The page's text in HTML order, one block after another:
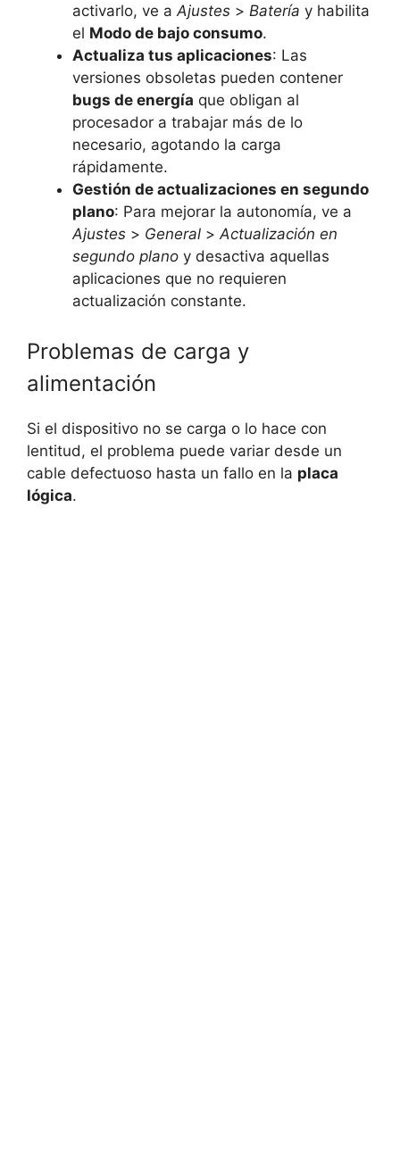
activarlo, ve aAjustes > Batería y habilita
el Modo de bajo consumo.
Actualiza tus aplicaciones: Las
versiones obsoletas pueden contener
bugs de energía que obligan al
procesador a trabajar más de lo
necesario, agotando la carga
rápidamente.
Gestión de actualizaciones en segundo
plano: Para mejorar la autonomía, ve a
Ajustes > General >Actualización en
segundo plano y desactiva aquellas
aplicaciones que no requieren
actualización constante.
Problemas de carga y
alimentación
Si el dispositivo no se carga o lo hace con
lentitud, el problema puede variar desde un
cable defectuoso hasta un fallo en la placa
lógica.